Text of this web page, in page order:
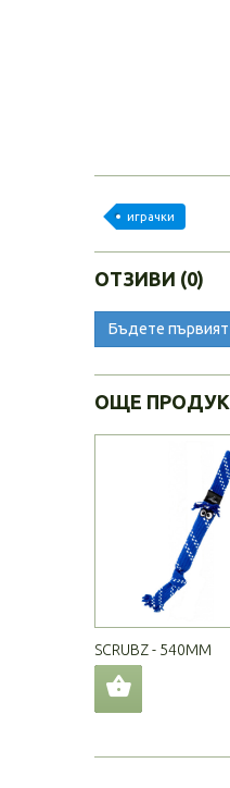
играчки
ОТЗИВИ (0)
Бъдете първият
ОЩЕ
SCRUBZ - 540MM